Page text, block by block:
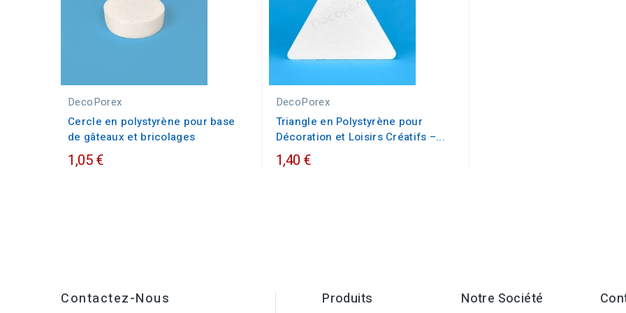
DecoPorex
Cercle en polystyrène pour base
de gâteaux et bricolages
1,05 €
DecoPorex
Triangle en Polystyrène pour
Décoration et Loisirs Créatifs –...
1,40 €
Contactez-Nous Produits Notre Société